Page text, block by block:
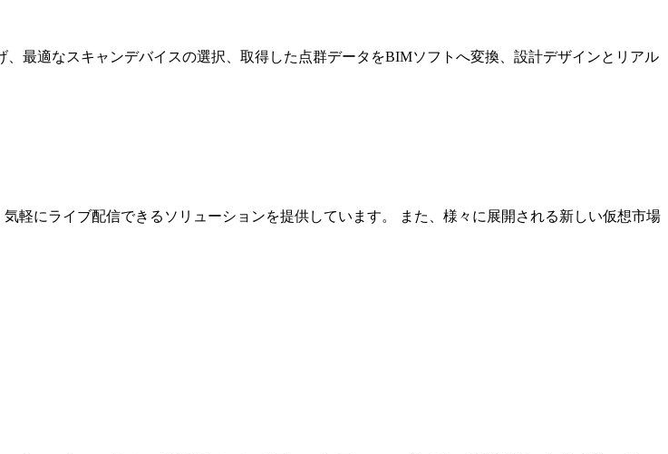
最適なスキャンデバイスの選択、取得した点群データをBIMソフトへ変換、設計デザインとリアル
軽にライブ配信できるソリューションを提供しています。 また、様々に展開される新しい仮想市場